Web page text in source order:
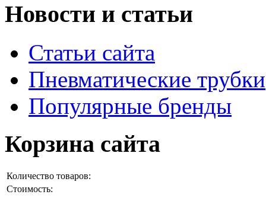
Новости и статьи
Статьи сайта
Пневматические трубки
Популярные бренды
Корзина сайта
Количество товаров:
Стоимость: